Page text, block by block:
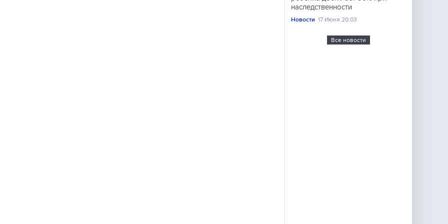
наследственности
Новости 17 Июня 20:03
Все новости